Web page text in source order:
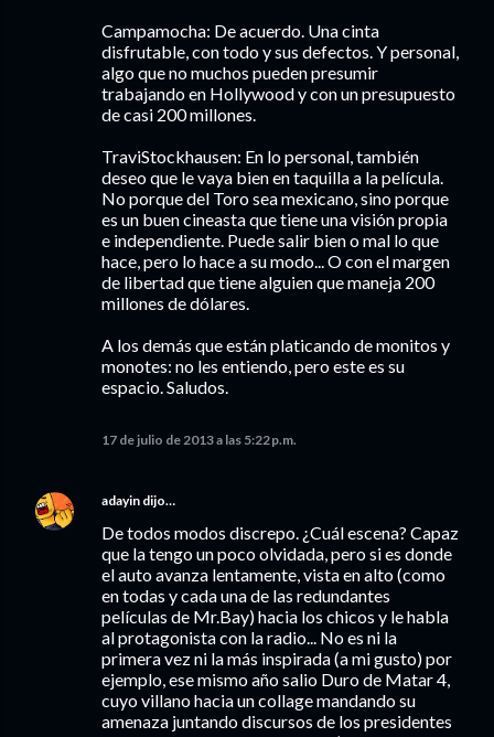
Campamocha: De acuerdo. Una cinta
disfrutable, con todo y sus defectos. Y personal,
algo que no muchos pueden presumir
trabajando en Hollywood y con un presupuesto
de casi 200 millones.
TraviStockhausen: En lo personal, también
deseo que le vaya bien en taquilla a la película.
No porque del Toro sea mexicano, sino porque
es un buen cineasta que tiene una visión propia
e independiente. Puede salir bien o mal lo que
hace, pero lo hace a su modo... O con el margen
de libertad que tiene alguien que maneja 200
millones de dólares.
A los demás que están platicando de monitos y
monotes: no les entiendo, pero este es su
espacio. Saludos.
17 de julio de 2013 a las 5:22 p.m.
adayin dijo…
De todos modos discrepo. ¿Cuál escena? Capaz
que la tengo un poco olvidada, pero si es donde
el auto avanza lentamente, vista en alto (como
en todas y cada una de las redundantes
películas de Mr.Bay) hacia los chicos y le habla
al protagonista con la radio... No es ni la
primera vez ni la más inspirada (a mi gusto) por
ejemplo, ese mismo año salio Duro de Matar 4,
cuyo villano hacia un collage mandando su
amenaza juntando discursos de los presidentes